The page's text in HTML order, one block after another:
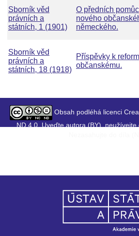
Sborník věd
právních a
státních, 1 (1901)
O předních
nového
německého.
Sborník věd
právních a
státních, 18 (1918)
Příspěvky k
občanskému.
Obsah podléhá licenci
ND 4.0. Uveďte autora (BY), neužívejte